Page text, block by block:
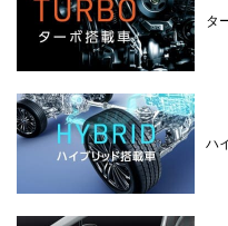
タ
ハ